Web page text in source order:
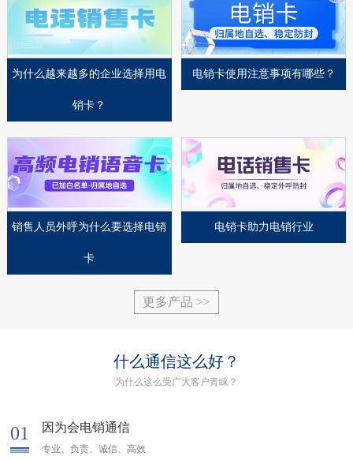
为什么越来越多的企业选择用电
销卡？
电销卡使用注意事项有哪些？
销售人员外呼为什么要选择电销
卡
​电销卡助力电销行业
更多产品 >>
什么通信这么好？
为什么这么受广大客户青睐？
01 因为会电销通信
专业、负责、诚信、高效